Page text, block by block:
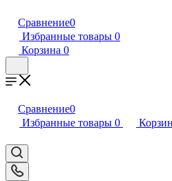
Сравнение0
Избранные товары 0
Корзина 0
Сравнение0
Избранные товары 0